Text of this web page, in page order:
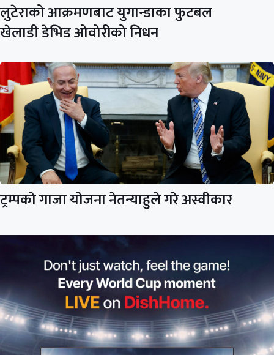
लुटेराको आक्रमणबाट युगान्डाका फुटबल
खेलाडी डेभिड ओवोरीको निधन
ट्रम्पको गाजा योजना नेतन्याहुले गरे अस्वीकार